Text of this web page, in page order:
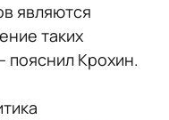
являются
таких
пояснил Крохин.